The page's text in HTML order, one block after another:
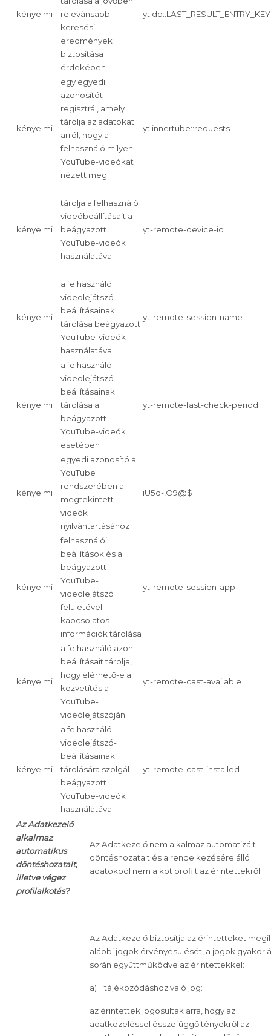
kényelmi
relevánsabb
keresési
eredmények
biztosítása
érdekében
ytidb::LAST_RESULT_ENTRY_KEY
kényelmi
egy egyedi
azonosítót
regisztrál, amely
tárolja az adatokat
arról, hogy a
felhasználó milyen
YouTube-videókat
nézett meg
yt.innertube::requests
kényelmi
tárolja a felhasználó
videóbeállításait a
beágyazott
YouTube-videók
használatával
yt-remote-device-id
kényelmi
a felhasználó
videolejátszó-
beállításainak
tárolása beágyazott
YouTube-videók
használatával
yt-remote-session-name
kényelmi
a felhasználó
videolejátszó-
beállításainak
tárolása a
beágyazott
YouTube-videók
esetében
yt-remote-fast-check-period
kényelmi
egyedi azonosító a
YouTube
rendszerében a
megtekintett
videók
nyilvántartásához
iU5q-!O9@$
kényelmi
felhasználói
beállítások és a
beágyazott
YouTube-
videolejátszó
felületével
kapcsolatos
információk tárolása
yt-remote-session-app
kényelmi
a felhasználó azon
beállításait tárolja,
hogy elérhető-e a
közvetítés a
YouTube-
videólejátszóján
yt-remote-cast-available
kényelmi
a felhasználó
videolejátszó-
beállításainak
tárolására szolgál
beágyazott
YouTube-videók
használatával
yt-remote-cast-installed
Az Adatkezelő
alkalmaz
automatikus
döntéshozatalt,
illetve végez
profilalkotás?
Az Adatkezelő nem alkalmaz automatizált
döntéshozatalt és a rendelkezésére álló
adatokból nem alkot profilt az érintettekről.
Az Adatkezelő biztosítja az érintetteket
alábbi jogok érvényesülését, a jogok
során együttműködve az érintettekkel:
a) tájékozódáshoz való jog:
az érintettek jogosultak arra, hogy az
adatkezeléssel összefüggő tényekről az